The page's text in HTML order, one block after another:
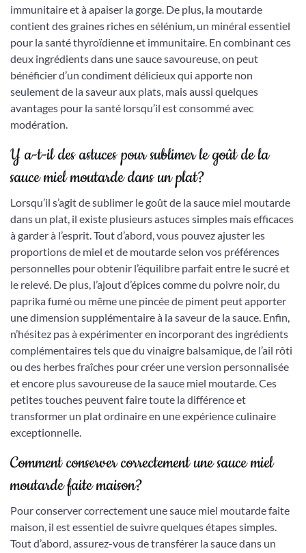
immunitaire et à apaiser la gorge. De plus, la moutarde
contient des graines riches en sélénium, un minéral essentiel
pour la santé thyroïdienne et immunitaire. En combinant ces
deux ingrédients dans une sauce savoureuse, on peut
bénéficier d’un condiment délicieux qui apporte non
seulement de la saveur aux plats, mais aussi quelques
avantages pour la santé lorsqu’il est consommé avec
modération.
Y a-t-il des astuces pour sublimer le goût de la
sauce miel moutarde dans un plat?
Lorsqu’il s’agit de sublimer le goût de la sauce miel moutarde
dans un plat, il existe plusieurs astuces simples mais efficaces
à garder à l’esprit. Tout d’abord, vous pouvez ajuster les
proportions de miel et de moutarde selon vos préférences
personnelles pour obtenir l’équilibre parfait entre le sucré et
le relevé. De plus, l’ajout d’épices comme du poivre noir, du
paprika fumé ou même une pincée de piment peut apporter
une dimension supplémentaire à la saveur de la sauce. Enfin,
n’hésitez pas à expérimenter en incorporant des ingrédients
complémentaires tels que du vinaigre balsamique, de l’ail rôti
ou des herbes fraîches pour créer une version personnalisée
et encore plus savoureuse de la sauce miel moutarde. Ces
petites touches peuvent faire toute la différence et
transformer un plat ordinaire en une expérience culinaire
exceptionnelle.
Comment conserver correctement une sauce miel
moutarde faite maison?
Pour conserver correctement une sauce miel moutarde faite
maison, il est essentiel de suivre quelques étapes simples.
Tout d’abord, assurez-vous de transférer la sauce dans un